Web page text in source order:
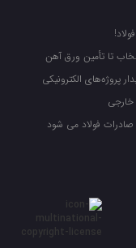
تا تأمین ورق آهن
پروژه‌های الکترونیکی
فولاد می شود